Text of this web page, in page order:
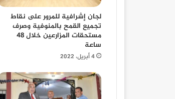
لجان إشرافية للمرور على نقاط
تجميع القمح بالمنوفية وصرف
مستحقات المزارعين خلال 48
ساعة
4 أبريل، 2022